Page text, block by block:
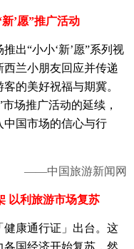
’愿”推广活动
出“小小‘新’愿”系列视
兰小朋友回应并传递
的美好祝福与期冀。
场推广活动的延续，
中国市场的信心与行
——中国旅游新闻网
以利旅游市场复苏
健康通行证」出台。这